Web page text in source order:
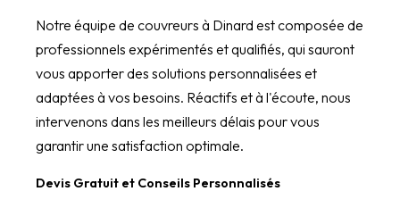
Notre équipe de couvreurs à Dinard est composée de
professionnels expérimentés et qualifiés, qui sauront
vous apporter des solutions personnalisées et
adaptées à vos besoins. Réactifs et à l'écoute, nous
intervenons dans les meilleurs délais pour vous
garantir une satisfaction optimale.
Devis Gratuit et Conseils Personnalisés